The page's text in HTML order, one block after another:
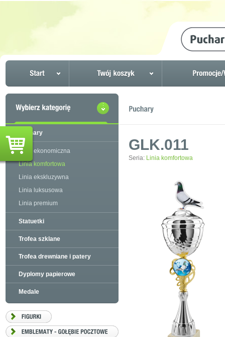
GLK.011
Seria: Linia komfortowa
Puchary
Linia ekonomiczna
Linia komfortowa
Linia ekskluzywna
Linia luksusowa
Linia premium
Statuetki
Trofea szklane
Trofea drewniane i patery
Dyplomy papierowe
Medale